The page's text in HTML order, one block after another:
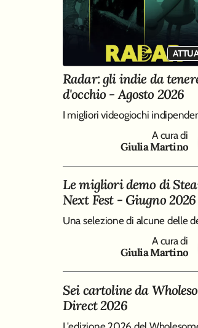
Radar: gli indie da
d'occhio - Agosto 2026
A cura di
Giulia Martino
Le migliori demo di
Next Fest - Giugno 2026
A cura di
Giulia Martino
Sei cartoline da
Direct 2026
Mask - Recensione
imbastendo un "mistero della camera
brillante e forse un filo troppo frettoloso
A cura
Giulia Martino